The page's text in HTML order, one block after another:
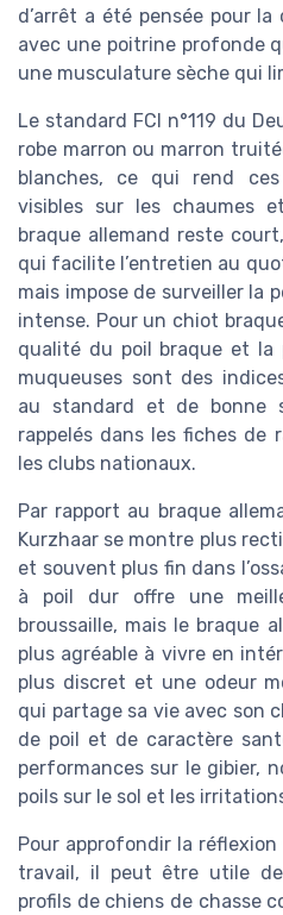
d’arrêt a été pensée pour
avec une poitrine profonde
une musculature sèche qui
Le standard FCI n°119 du
robe marron ou marron
blanches, ce qui rend
visibles sur les chaumes
braque allemand reste
qui facilite l’entretien au
mais impose de surveiller la
intense. Pour un chiot
qualité du poil braque et la
muqueuses sont des
au standard et de bonne
rappelés dans les fiches de
les clubs nationaux.
Par rapport au braque
Kurzhaar se montre plus
et souvent plus fin dans
à poil dur offre une
broussaille, mais le braque
plus agréable à vivre en
plus discret et une odeur
qui partage sa vie avec son
de poil et de caractère
performances sur le gibier,
poils sur le sol et les
Pour approfondir la
travail, il peut être utile de
profils de chiens de chasse